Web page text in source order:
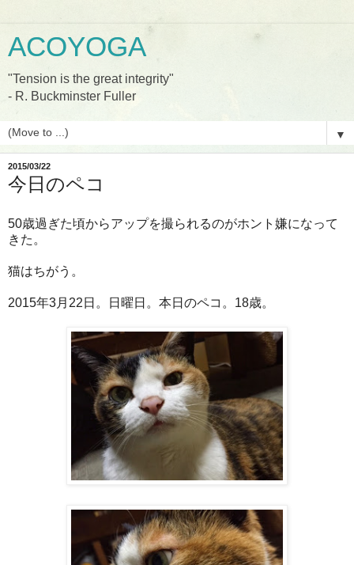
ACOYOGA
"Tension is the great integrity"
- R. Buckminster Fuller
▼
2015/03/22
今日のペコ
50歳過ぎた頃からアップを撮られるのがホント嫌になって
きた。
猫はちがう。
2015年3月22日。日曜日。本日のペコ。18歳。